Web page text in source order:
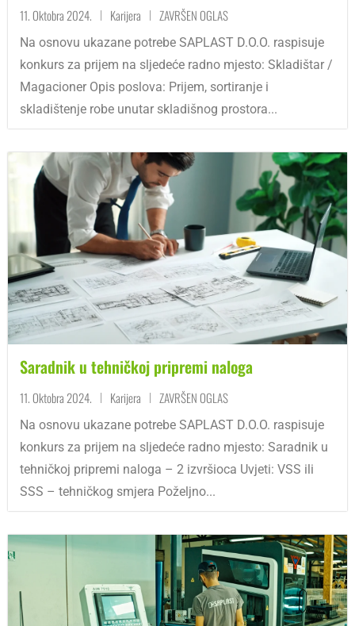
11. Oktobra 2024. | Karijera | ZAVRŠEN OGLAS
Na osnovu ukazane potrebe SAPLAST D.O.O. raspisuje
konkurs za prijem na sljedeće radno mjesto: Skladištar /
Magacioner Opis poslova: Prijem, sortiranje i
skladištenje robe unutar skladišnog prostora...
Saradnik u tehničkoj pripremi naloga
11. Oktobra 2024. | Karijera | ZAVRŠEN OGLAS
Na osnovu ukazane potrebe SAPLAST D.O.O. raspisuje
konkurs za prijem na sljedeće radno mjesto: Saradnik u
tehničkoj pripremi naloga – 2 izvršioca Uvjeti: VSS ili
SSS – tehničkog smjera Poželjno...